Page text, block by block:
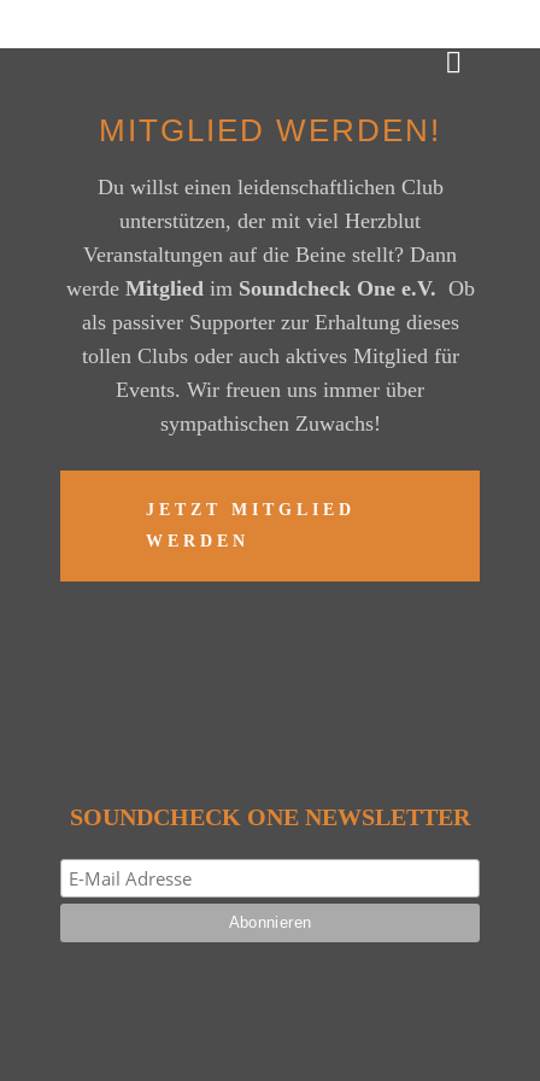
M ITGLI ED WERDEN !
Du willst einen leidenschaftlichen Club
unterstützen, der mit viel Herzblut
Veranstaltungen auf die Beine stellt? Dann
werde Mitgliedim Soundcheck One e.V. Ob
als passiver Supporter zur Erhaltung dieses
tollen Clubs oder auch aktives Mitglied für
Events. Wir freuen uns immer über
sympathischen Zuwachs!
JETZT MITGLIED
WERDEN
SOUNDCHECK ONE NEWSLETTER